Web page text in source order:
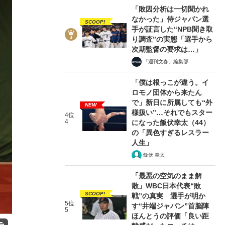
SCOOP!
「敗因分析は一切聞かれ
なかった」侍ジャパン選
手が証言した“NPB聞き取
り調査”の実態「選手から
次期監督の要求は…」
「週刊文春」編集部
4位
4
NEW
「僕は根っこが違う。イ
ロモノ団体から来たん
で」新日に所属しても“外
様扱い”…それでもスター
になった飯伏幸太（44）
の「異色すぎるレスラー
人生」
飯伏 幸太
5位
5
SCOOP!
「最悪の空気のまま解
散」WBC日本代表“敗
戦”の真実 選手が明か
す“井端ジャパン”首脳陣
ほんとうの評価「良い距